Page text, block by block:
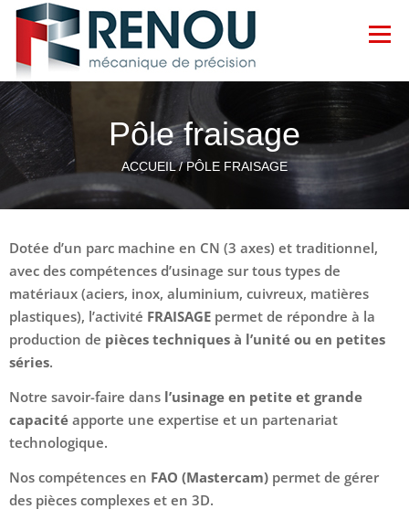
Menu
SAVOIR-FAIRE GALERIE
ACTUALITÉS CONTACT
Pôle fraisage
ACCUEIL /PÔLE FRAISAGE
Dotée d’un parc machine en CN (3 axes) et traditionnel,
avec des compétences d’usinage sur tous types de
matériaux (aciers, inox, aluminium, cuivreux, matières
plastiques), l’activité FRAISAGE permet de répondre à la
production de pièces techniques à l’unité ou en petites
séries.
Notre savoir-faire dans l’usinage en petite et grande
capacité apporte une expertise et un partenariat
technologique.
Nos compétences en FAO (Mastercam) permet de gérer
des pièces complexes et en 3D.